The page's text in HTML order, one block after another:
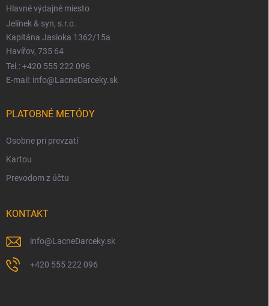
Hlavné výdajné miesto
Jelínek & syn, s.r.o.
Kapitána Jasioka 1362/15a
Havířov, 735 64
Tel.: +420 555 222 096
E-mail: info@LacneDarceky.sk
PLATOBNÉ METÓDY
Osobne pri prevzatí
Kartou
Prevodom z účtu
KONTAKT
info@LacneDarceky.sk
+420 555 222 096